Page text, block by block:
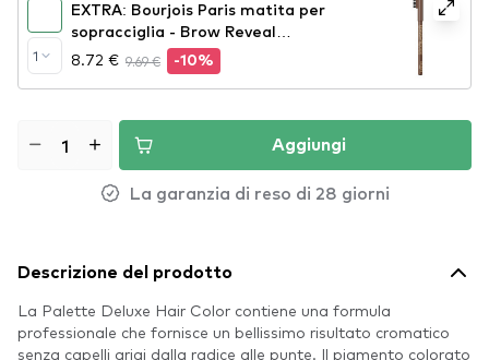
1
EXTRA: Bourjois Paris matita per
sopracciglia - Brow Reveal
Precision - 003 Medium Brown
8.72 € 9.69 € -10%
Aggiungi
La garanzia di reso di 28 giorni
Descrizione del prodotto
La Palette Deluxe Hair Color contiene una formula
professionale che fornisce un bellissimo risultato cromatico
senza capelli grigi dalla radice alle punte. Il pigmento colorato